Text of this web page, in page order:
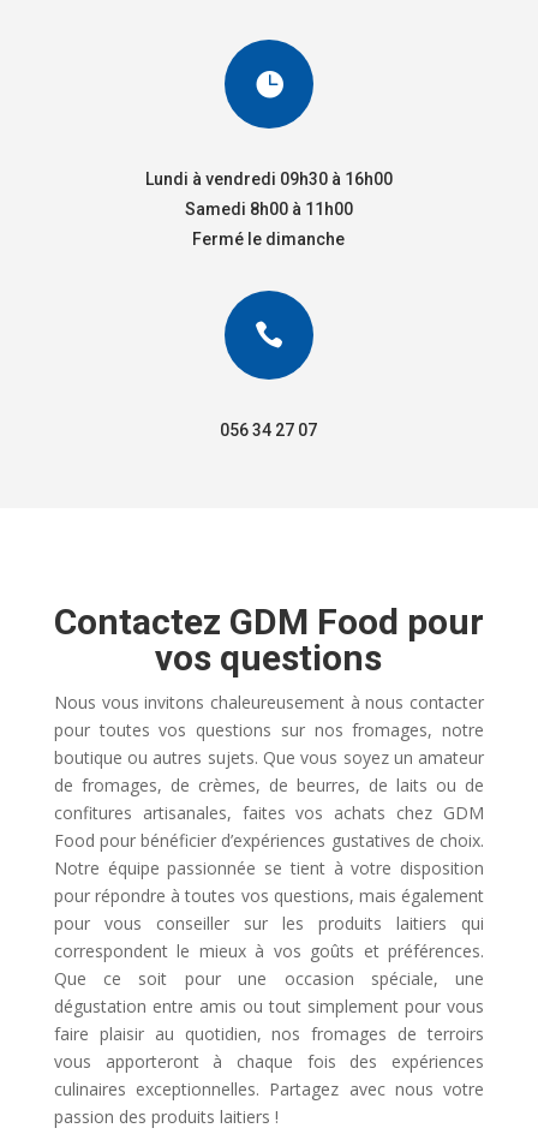

Lundi à vendredi 09h30 à 16h00
Samedi 8h00 à 11h00
Fermé le dimanche

056 34 27 07
Contactez GDM Food pour
vos questions
Nous vous invitons chaleureusement à nous contacter
pour toutes vos questions sur nos fromages, notre
boutique ou autres sujets. Que vous soyez un amateur
de fromages, de crèmes, de beurres, de laits ou de
confitures artisanales, faites vos achats chez GDM
Food pour bénéficier d’expériences gustatives de choix.
Notre équipe passionnée se tient à votre disposition
pour répondre à toutes vos questions, mais également
pour vous conseiller sur les produits laitiers qui
correspondent le mieux à vos goûts et préférences.
Que ce soit pour une occasion spéciale, une
dégustation entre amis ou tout simplement pour vous
faire plaisir au quotidien, nos fromages de terroirs
vous apporteront à chaque fois des expériences
culinaires exceptionnelles. Partagez avec nous votre
passion des produits laitiers !